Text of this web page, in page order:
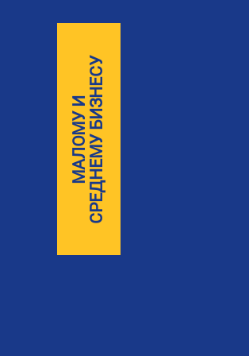
МАЛОМУ ИСРЕДНЕМУ БИЗНЕСУ